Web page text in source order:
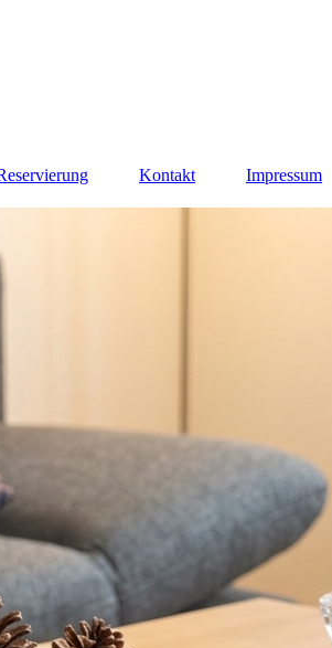
Kontakt Impressum